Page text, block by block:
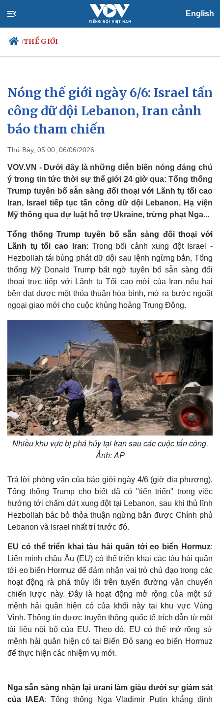
English
/THẾ GIỚI
Chính trị
Đảng
Tổ chức nhân sự
Quốc hội
Xã hội
Dự báo thời tiết
Nóng thế giới ngày 6/6: Israel tấn
công dữ dội Lebanon, Iran cảnh
báo tham chiến
Thứ Bảy, 05:00, 06/06/2026
VOV.VN - Dưới đây là những diễn biến nóng đáng chú
ý trong tin tức thời sự thế giới 24 giờ qua: Tổng thống
Trump tuyên bố sẵn sàng đối thoại với Lãnh tụ tối cao
Iran, Israel tiếp tục tấn công dữ dội Lebanon, Hạ viện
Mỹ thông qua dự luật hỗ trợ Ukraine, trừng phạt Nga...
Tổng thống Trump tuyên bố sẵn sàng đối thoại với
Lãnh tụ tối cao Iran: Trong bối cảnh xung đột Israel -
Hezbollah tái bùng phát dữ dội sau lệnh ngừng bắn, Tổng
thống Mỹ Donald Trump bất ngờ tuyên bố sẵn sàng đối
thoại trực tiếp với Lãnh tụ Tối cao mới của Iran nếu hai
bên đạt được một thỏa thuận hòa bình, mở ra bước ngoặt
ngoại giao mới cho cuộc khủng hoảng Trung Đông.
Nhiều khu vực bị phá hủy tại Iran sau các cuộc tấn công.
Ảnh: AP
Trả lời phỏng vấn của báo giới ngày 4/6 (giờ địa phương),
Tổng thống Trump cho biết đã có "tiến triển" trong việc
hướng tới chấm dứt xung đột tại Lebanon, sau khi thủ lĩnh
Hezbollah bác bỏ thỏa thuận ngừng bắn được Chính phủ
Lebanon và Israel nhất trí trước đó.
EU có thể triển khai tàu hải quân tới eo biển Hormuz:
Liên minh châu Âu (EU) có thể triển khai các tàu hải quân
tới eo biển Hormuz để đảm nhận vai trò chủ đạo trong các
hoạt động rà phá thủy lôi trên tuyến đường vận chuyển
chiến lược này. Đây là hoạt động mở rộng của một sứ
mệnh hải quân hiện có của khối này tại khu vực Vùng
Vịnh. Thông tin được truyền thông quốc tế trích dẫn từ một
tài liệu nội bộ của EU. Theo đó, EU có thể mở rộng sứ
mệnh hải quân hiện có tại Biển Đỏ sang eo biển Hormuz
để thực hiện các nhiệm vụ mới.
Nga sẵn sàng nhận lại urani làm giàu dưới sự giám sát
của IAEA: Tổng thống Nga Vladimir Putin khẳng định